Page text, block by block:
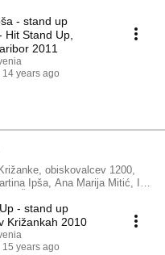
- stand up
2011
14 years ago
obiskovalcev 1200,
Ipša, Ana Marija Mitić, Iča
- www.standupsi.com
- stand up
Križankah 2010
15 years ago